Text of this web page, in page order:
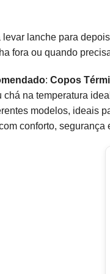
levar lanche para
fora ou quando
: Copos
chá na temperatura
modelos, ideais
conforto, segurança